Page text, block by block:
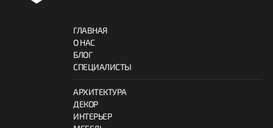
ГЛАВНАЯ
О НАС
БЛОГ
СПЕЦИАЛИСТЫ
АРХИТЕКТУРА
ДЕКОР
ИНТЕРЬЕР